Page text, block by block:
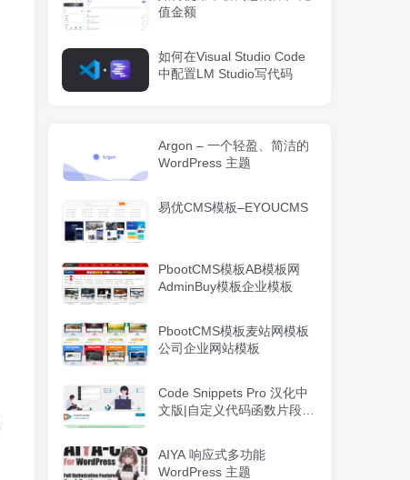
值金额
如何在Visual Studio Code
中配置LM Studio写代码
Argon – 一个轻盈、简洁的
WordPress 主题
易优CMS模板–EYOUCMS
PbootCMS模板AB模板网
AdminBuy模板企业模板
PbootCMS模板麦站网模板
公司企业网站模板
Code Snippets Pro 汉化中
文版|自定义代码函数片段管
AIYA 响应式多功能
WordPress 主题